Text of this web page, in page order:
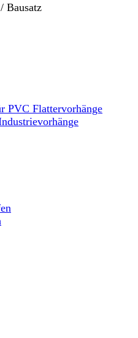
Bausatz